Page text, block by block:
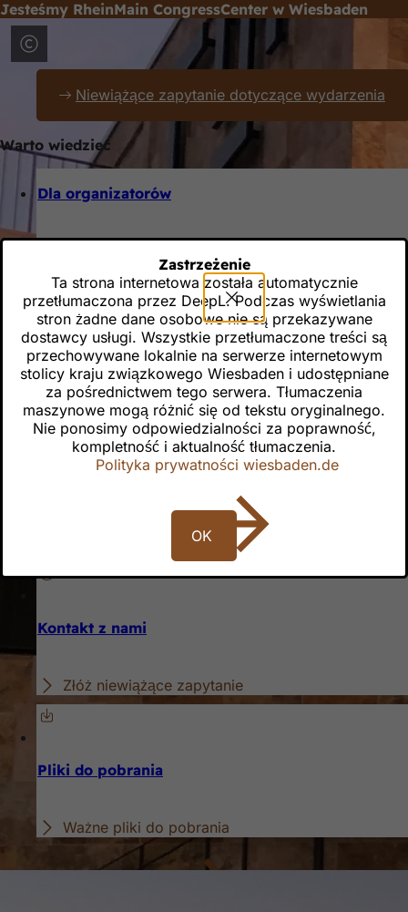
Przejdź do treści
Jesteśmy RheinMain CongressCenter w Wiesbaden
Zalany światłem, miejski, dynamiczny - w samym sercu
Położony między terenami zielonymi, muzeami i centrum
Niewiążące zapytanie dotyczące wydarzenia
Warto wiedzieć
Dla organizatorów
Cyfrowe i hybrydowe pakiety wydarzeń
Dla wystawców
Sklep internetowy dla wystawców
Ważne informacje dla wystawców
Logistyka / Dostawa
Dla odwiedzających
Wydarzenia w RMCC
Parking przy RMCC
Kontakt z nami
Złóż niewiążące zapytanie
Pliki do pobrania
Ważne pliki do pobrania
Duży dom - wiele możliwości
Zastrzeżenie
Ta strona internetowa została automatycznie
przetłumaczona przez DeepL. Podczas wyświetlania
stron żadne dane osobowe nie są przekazywane
dostawcy usługi. Wszystkie przetłumaczone treści są
przechowywane lokalnie na serwerze internetowym
stolicy kraju związkowego Wiesbaden i udostępniane
za pośrednictwem tego serwera. Tłumaczenia
maszynowe mogą różnić się od tekstu oryginalnego.
Nie ponosimy odpowiedzialności za poprawność,
kompletność i aktualność tłumaczenia.
Polityka prywatności wiesbaden.de
OK